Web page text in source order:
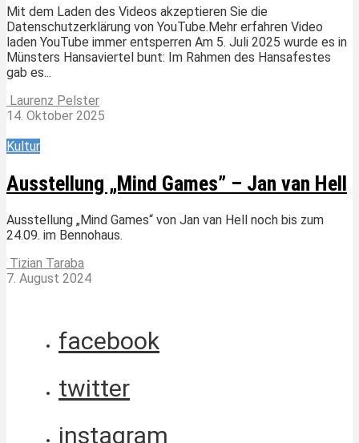
Mit dem Laden des Videos akzeptieren Sie die
Datenschutzerklärung von YouTube.Mehr erfahren Video
laden YouTube immer entsperren Am 5. Juli 2025 wurde es in
Münsters Hansaviertel bunt: Im Rahmen des Hansafestes
gab es...
Laurenz Pelster
14. Oktober 2025
Kultur
Ausstellung „Mind Games” – Jan van Hell
Ausstellung „Mind Games“ von Jan van Hell noch bis zum
24.09. im Bennohaus.
Tizian Taraba
7. August 2024
facebook
twitter
instagram